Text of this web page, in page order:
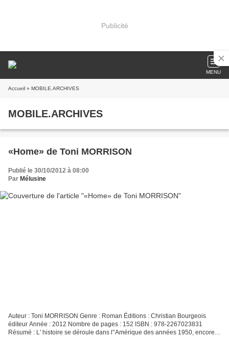
Publicité
MENU
Accueil » MOBILE.ARCHIVES
MOBILE.ARCHIVES
«Home» de Toni MORRISON
Publié le 30/10/2012 à 08:00
Par Mélusine
Auteur : Toni MORRISON Genre : Roman Éditions : Christian Bourgeois
éditeur Année : 2012 Nombre de pages : 152 ISBN : 978-2267023831
Résumé : L' histoire se déroule dans l'’Amérique des années 1950, encore